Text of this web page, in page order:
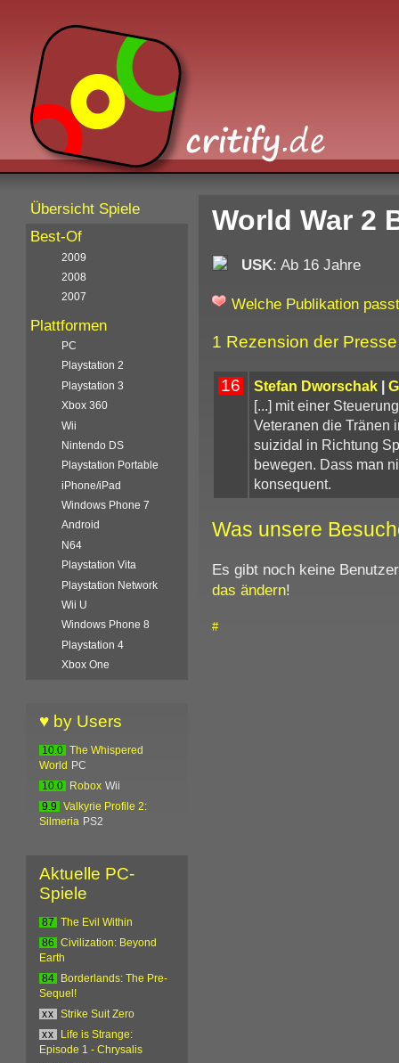
World War 2
USK: Ab 16 Jahre
Welche Publikation
1 Rezension der Presse
16 Stefan Dworschak|
[...] mit einer
Veteranen die Tränen
suizidal in Richtung
bewegen. Dass man
konsequent.
Was unsere
Es gibt noch keine
das ändern!
#
Übersicht Spiele
Best-Of
2009
2008
2007
Plattformen
PC
Playstation 2
Playstation 3
Xbox 360
Wii
Nintendo DS
Playstation Portable
iPhone/iPad
Windows Phone 7
Android
N64
Playstation Vita
Playstation Network
Wii U
Windows Phone 8
Playstation 4
Xbox One
♥ by Users
10.0
The Whispered
World
PC
10.0
Robox Wii
9.9
Valkyrie Profile 2:
Silmeria PS2
Aktuelle PC-
Spiele
87
The Evil Within
86
Civilization: Beyond
Earth
84
Borderlands: The Pre-
Sequel!
xx
Strike Suit Zero
xx
Life is Strange:
Episode 1 - Chrysalis